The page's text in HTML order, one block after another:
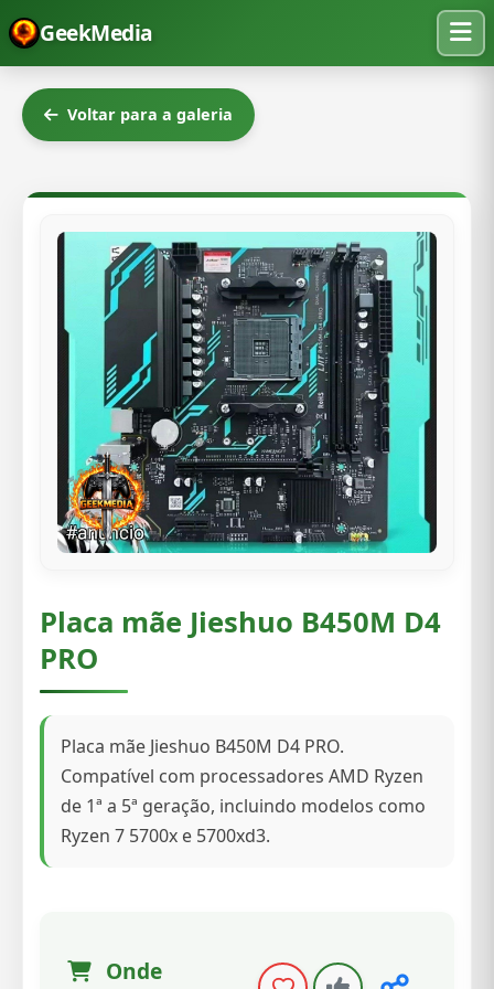
GeekMedia
Voltar para a galeria
Placa mãe Jieshuo B450M D4
PRO
Placa mãe Jieshuo B450M D4 PRO.
Compatível com processadores AMD Ryzen
de 1ª a 5ª geração, incluindo modelos como
Ryzen 7 5700x e 5700xd3.
Onde